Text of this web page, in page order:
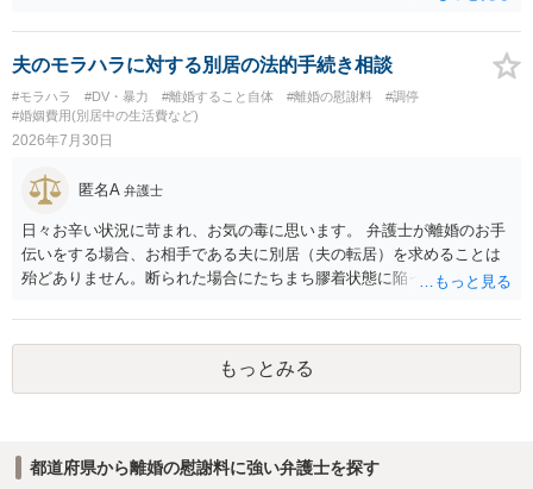
個別の事情によりますので、お早めに弁護士に相談されることをおす
すめします。
夫のモラハラに対する別居の法的手続き相談
#モラハラ #DV・暴力 #離婚すること自体 #離婚の慰謝料
#調停
#婚姻費用(別居中の生活費など)
2026年7月30日
匿名A 弁護士
日々お辛い状況に苛まれ、お気の毒に思います。 弁護士が離婚のお手
伝いをする場合、お相手である夫に別居（夫の転居）を求めることは
殆どありません。断られた場合にたちまち膠着状態に陥ってしまうの
高いためです。 実務的には、ご相談者さまが転居する形で離婚協議等
を進める選択を採らざるを得ないことが圧倒的多数です。
もっとみる
都道府県から離婚の慰謝料に強い弁護士を探す